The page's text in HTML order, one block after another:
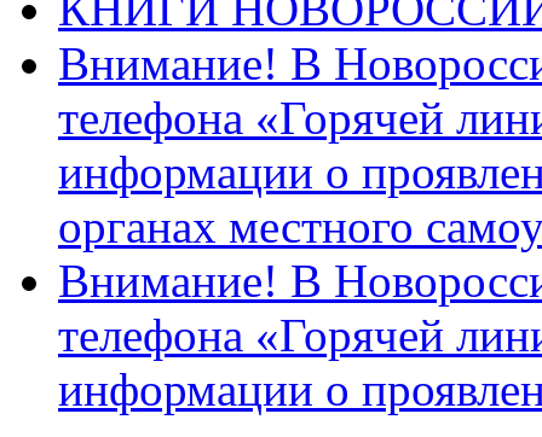
Внимание! В
телефона «Горячей
информации о
органах местного
Внимание! В
телефона «Горячей
информации о